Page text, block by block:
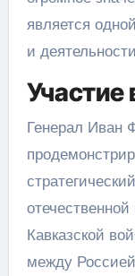
является
и
Участие
Генерал Иван
Кавказской
между